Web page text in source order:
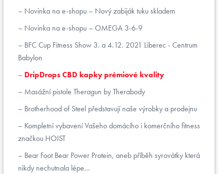
Novinka na e-shopu – Nový zabiják tuku skladem
Novinka na e-shopu – OMEGA 3-6-9
BFC Cup Fitness Show 3. a 4.12. 2021 Liberec - Centrum
Babylon
DripDrops CBD kapky prémiové kvality
Masážní pistole Theragun by Therabody
Brotherhood of Steel představují naše výrobky a prodejnu
Kompletní vybavení Vašeho domácího i komerčního fitness
značkou HOIST
Bear Foot Bear Power Protein, aneb příběh syrovátky která
nikdy nechutnala lépe...